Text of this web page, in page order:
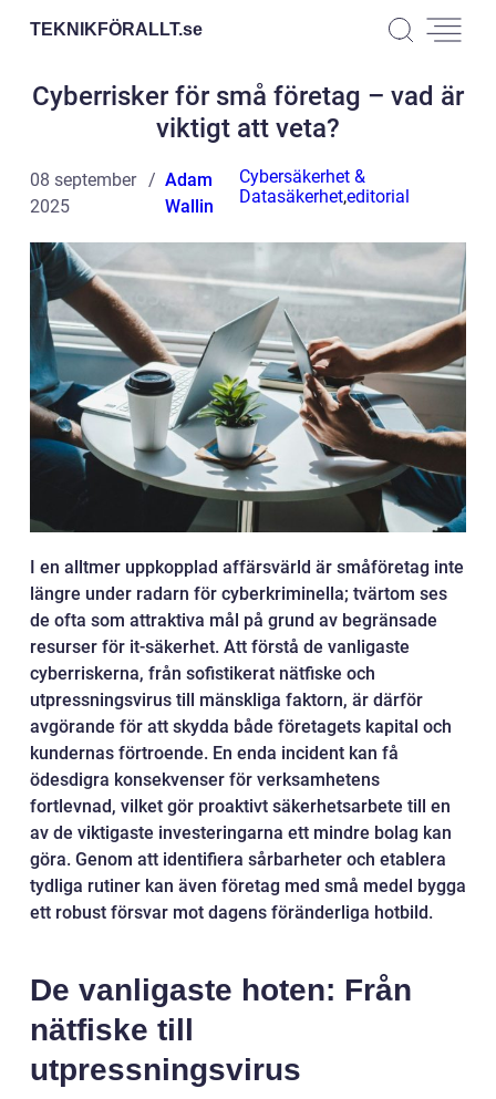
TEKNIKFÖRALLT.se
Cyberrisker för små företag – vad är
viktigt att veta?
08 september
2025
Adam
Wallin
Cybersäkerhet &
Datasäkerhet,editorial
I en alltmer uppkopplad affärsvärld är småföretag inte
längre under radarn för cyberkriminella; tvärtom ses
de ofta som attraktiva mål på grund av begränsade
resurser för it-säkerhet. Att förstå de vanligaste
cyberriskerna, från sofistikerat nätfiske och
utpressningsvirus till mänskliga faktorn, är därför
avgörande för att skydda både företagets kapital och
kundernas förtroende. En enda incident kan få
ödesdigra konsekvenser för verksamhetens
fortlevnad, vilket gör proaktivt säkerhetsarbete till en
av de viktigaste investeringarna ett mindre bolag kan
göra. Genom att identifiera sårbarheter och etablera
tydliga rutiner kan även företag med små medel bygga
ett robust försvar mot dagens föränderliga hotbild.
De vanligaste hoten: Från
nätfiske till
utpressningsvirus